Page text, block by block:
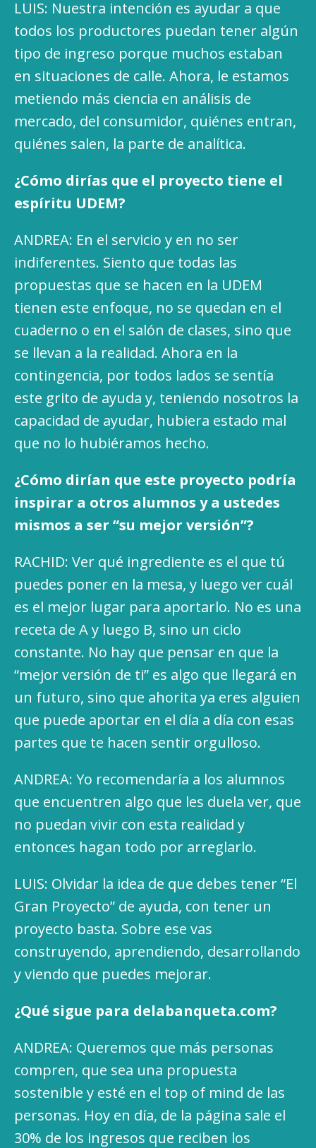
LUIS: Nuestra intención es ayudar a que
todos los productores puedan tener algún
tipo de ingreso porque muchos estaban
en situaciones de calle. Ahora, le estamos
metiendo más ciencia en análisis de
mercado, del consumidor, quiénes entran,
quiénes salen, la parte de analítica.
¿Cómo dirías que el proyecto tiene el
espíritu UDEM?
ANDREA: En el servicio y en no ser
indiferentes. Siento que todas las
propuestas que se hacen en la UDEM
tienen este enfoque, no se quedan en el
cuaderno o en el salón de clases, sino que
se llevan a la realidad. Ahora en la
contingencia, por todos lados se sentía
este grito de ayuda y, teniendo nosotros la
capacidad de ayudar, hubiera estado mal
que no lo hubiéramos hecho.
¿Cómo dirían que este proyecto podría
inspirar a otros alumnos y a ustedes
mismos a ser “su mejor versión”?
RACHID: Ver qué ingrediente es el que tú
puedes poner en la mesa, y luego ver cuál
es el mejor lugar para aportarlo. No es una
receta de A y luego B, sino un ciclo
constante. No hay que pensar en que la
“mejor versión de ti” es algo que llegará en
un futuro, sino que ahorita ya eres alguien
que puede aportar en el día a día con esas
partes que te hacen sentir orgulloso.
ANDREA: Yo recomendaría a los alumnos
que encuentren algo que les duela ver, que
no puedan vivir con esta realidad y
entonces hagan todo por arreglarlo.
LUIS: Olvidar la idea de que debes tener “El
Gran Proyecto” de ayuda, con tener un
proyecto basta. Sobre ese vas
construyendo, aprendiendo, desarrollando
y viendo que puedes mejorar.
¿Qué sigue para delabanqueta.com?
ANDREA: Queremos que más personas
compren, que sea una propuesta
sostenible y esté en el top of mind de las
personas. Hoy en día, de la página sale el
30% de los ingresos que reciben los